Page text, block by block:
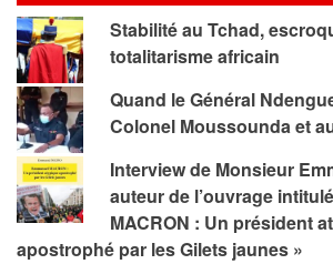
Stabilité au Tchad,
totalitarisme africain
Quand le Général
Colonel Moussounda et
Interview de Monsieur
auteur de l’ouvrage
MACRON : Un président
apostrophé par les Gilets jaunes »